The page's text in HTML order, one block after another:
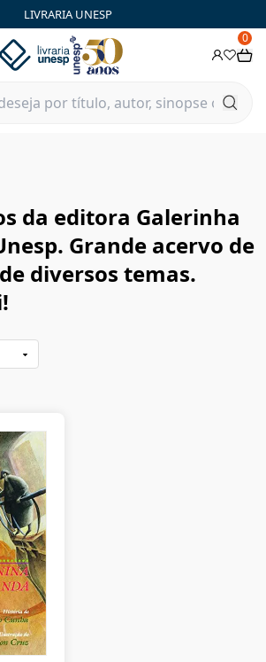
LIVRARIA UNESP
0
da editora Galerinha
Grande acervo de
diversos temas.
| FastStore PLP